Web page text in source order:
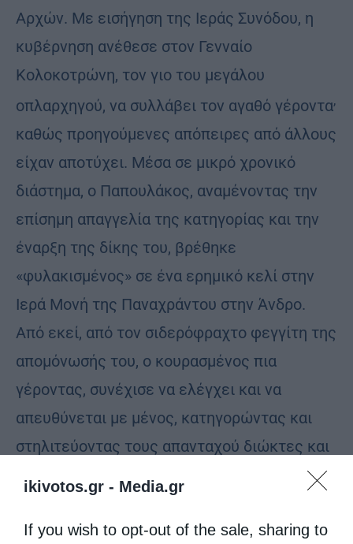
ikivotos.gr - Media.gr
If you wish to opt-out of the sale, sharing to
Αρχών. Με εισήγηση της Ιεράς Συνόδου, η
κυβέρνηση ανέθεσε στον Γενναίο
Κολοκοτρώνη, τον γιο του μεγάλου
οπλαρχηγού, να συλλάβει τον αγαθό γέροντα,
καθώς προηγούμενες απόπειρες από άλλους
είχαν αποτύχει. Μέσα σε μικρό χρονικό
διάστημα, ο Παπουλάκος, αναμένοντας την
επίσημη απαγγελία της κατηγορίας και την
έναρξη της δίκης του, βρέθηκε
«φυλακισμένος» σε ένα ερημικό κελί στην
Ιερά Μονή της Παναχράντου στην Άνδρο.
Από εκεί, από τον σιδερόφραχτο φεγγίτη της
απομόνωσής του, ο κουρασμένος πια
γέροντας, συνέχισε να ελέγχει και να
απευθύνεται με μένος, κατηγορώντας και
στηλιτεύοντας τους απανταχού διώκτες και
Αχράντων Μυστηρίων και ζήτησε